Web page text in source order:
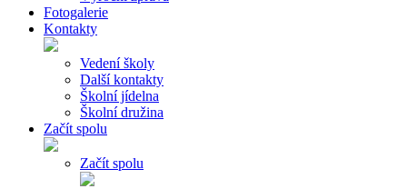
Fotogalerie
Kontakty
Vedení školy
Další kontakty
Školní jídelna
Školní družina
Začít spolu
Začít spolu